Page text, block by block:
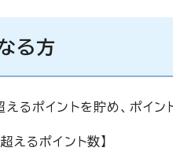
る方
るポイントを貯め、ポイ
えるポイント数】